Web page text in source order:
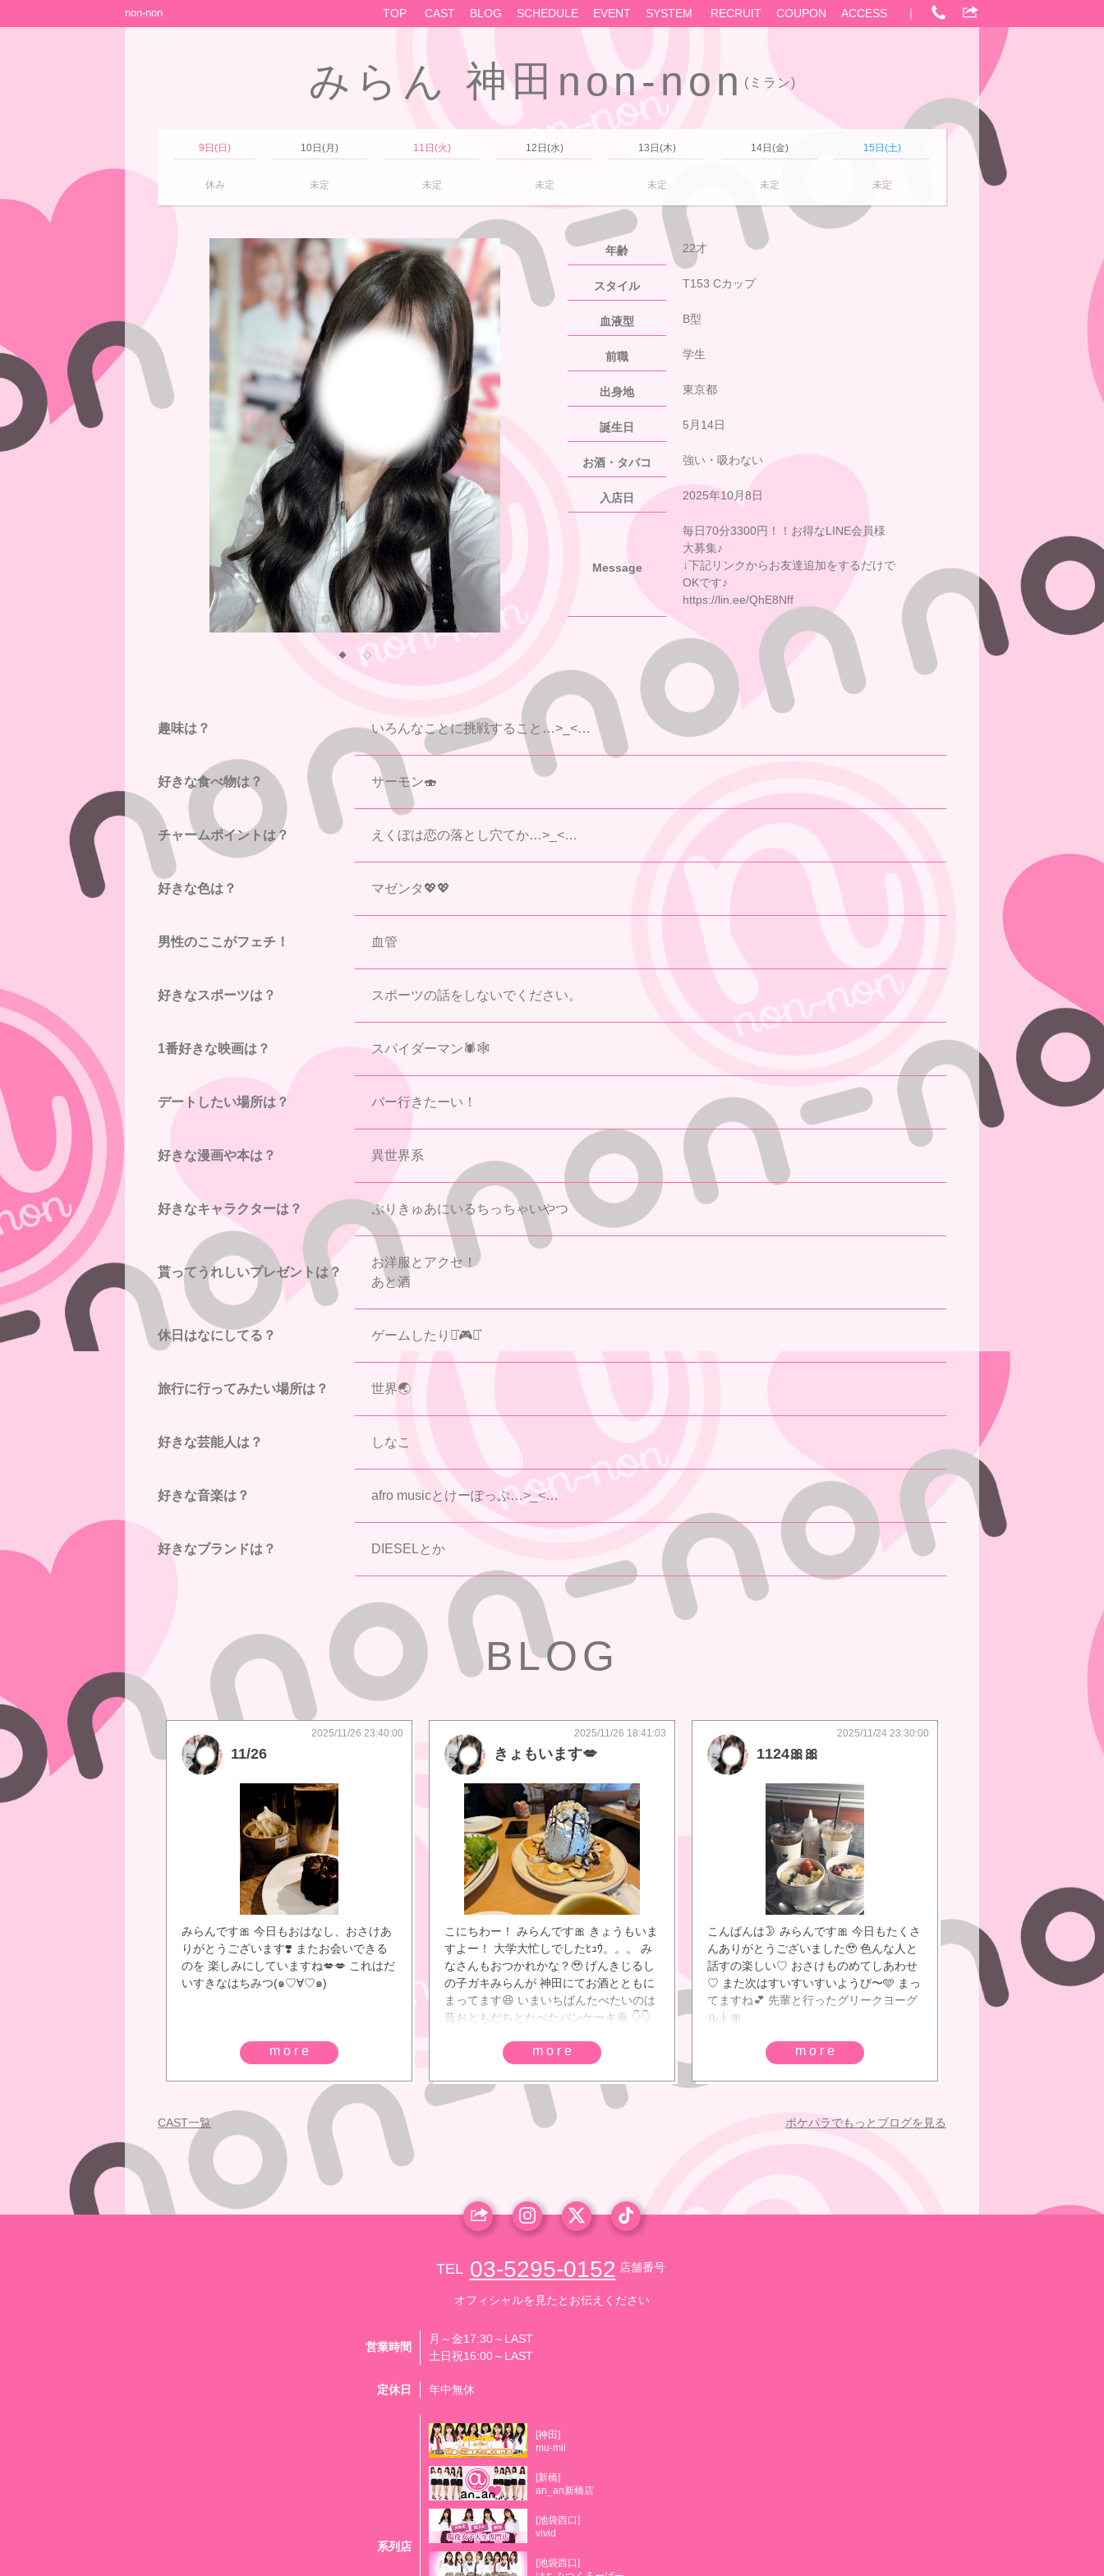
non-non TOP CAST BLOG SCHEDULE EVENT SYSTEM RECRUIT COUPON ACCESS ｜
みらん 神田non-non (ミラン)
9日(日) 10日(月) 11日(火) 12日(水) 13日(木) 14日(金) 15日(土)
休み 未定 未定 未定 未定 未定 未定
◆ ◇
年齢 22才
スタイル T153 Cカップ
血液型 B型
前職 学生
出身地 東京都
誕生日 5月14日
お酒・タバコ 強い・吸わない
入店日 2025年10月8日
Message
毎日70分3300円！！お得なLINE会員様
大募集♪
↓下記リンクからお友達追加をするだけで
OKです♪
https://lin.ee/QhE8Nff
趣味は？ いろんなことに挑戦すること…>_<…
好きな食べ物は？ サーモン🍣
チャームポイントは？ えくぼは恋の落とし穴てか…>_<…
好きな色は？ マゼンタ💖💖
男性のここがフェチ！ 血管
好きなスポーツは？ スポーツの話をしないでください。
1番好きな映画は？ スパイダーマン🕷🕸
デートしたい場所は？ バー行きたーい！
好きな漫画や本は？ 異世界系
好きなキャラクターは？ ぷりきゅあにいるちっちゃいやつ
貰ってうれしいプレゼントは？
お洋服とアクセ！
あと酒
休日はなにしてる？ ゲームしたり⋆͛🎮⋆͛
旅行に行ってみたい場所は？ 世界🌏
好きな芸能人は？ しなこ
好きな音楽は？ afro musicとけーぽっぷ…>_<…
好きなブランドは？ DIESELとか
BLOG
11/26
2025/11/26 23:40:00
みらんです🎀 今日もおはなし、おさけあ
りがとうございます❣️ またお会いできる
のを 楽しみにしていますね💋💋 これはだ
いすきなはちみつ(๑♡∀♡๑)
more
きょもいます💋
2025/11/26 18:41:03
こにちわー！ みらんです🎀 きょうもいま
すよー！ 大学大忙しでしたﾋｭｳ。。。 み
なさんもおつかれかな？🥹 げんきじるし
の子ガキみらんが 神田にてお酒とともに
まってます😆 いまいちばんたべたいのは
昔おともだちとたべたパンケーキ🥞 👇👇
more
1124🎀🎀
2025/11/24 23:30:00
こんばんは🌛 みらんです🎀 今日もたくさ
んありがとうございました🥹 色んな人と
話すの楽しい♡ おさけものめてしあわせ
♡ また次はすいすいすいようび〜🩵 まっ
てますね💕︎ 先輩と行ったグリークヨーグ
ルト🎀
more
ポケパラでもっとブログを見る
CAST一覧
TEL 03-5295-0152 店舗番号
オフィシャルを見たとお伝えください
営業時間
月～金17:30～LAST
土日祝16:00～LAST
定休日 年中無休
系列店
[神田]
mu-mii
[新橋]
an_an新橋店
[池袋西口]
vivid
[池袋西口]